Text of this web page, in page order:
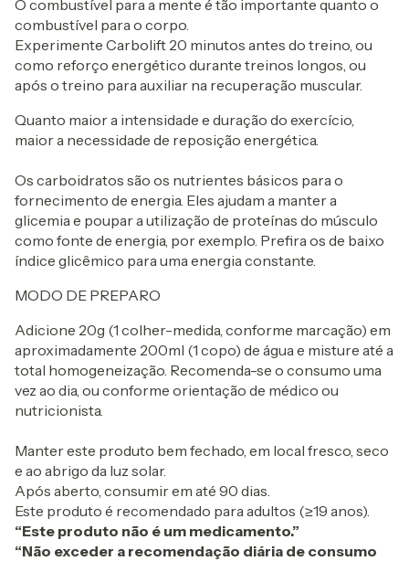
O combustível para a mente é tão importante quanto o
combustível para o corpo.
Experimente Carbolift 20 minutos antes do treino, ou
como reforço energético durante treinos longos, ou
após o treino para auxiliar na recuperação muscular.
Quanto maior a intensidade e duração do exercício,
maior a necessidade de reposição energética.
Os carboidratos são os nutrientes básicos para o
fornecimento de energia. Eles ajudam a manter a
glicemia e poupar a utilização de proteínas do músculo
como fonte de energia, por exemplo. Prefira os de baixo
índice glicêmico para uma energia constante.
MODO DE PREPARO
Adicione 20g (1 colher-medida, conforme marcação) em
aproximadamente 200ml (1 copo) de água e misture até a
total homogeneização. Recomenda-se o consumo uma
vez ao dia, ou conforme orientação de médico ou
nutricionista.
Manter este produto bem fechado, em local fresco, seco
e ao abrigo da luz solar.
Após aberto, consumir em até 90 dias.
Este produto é recomendado para adultos (≥19 anos).
“Este produto não é um medicamento.”
“Não exceder a recomendação diária de consumo